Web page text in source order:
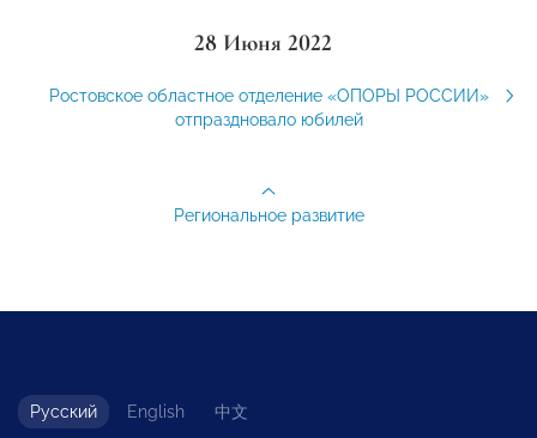
28 Июня 2022
Ростовское областное отделение «ОПОРЫ РОССИИ»
отпраздновало юбилей
Региональное развитие
Русский English 中文